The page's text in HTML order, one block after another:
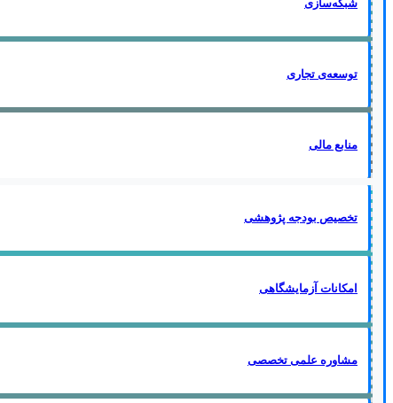
شبکه‌سازی
توسعه‌ی تجاری
منابع مالی
تخصیص بودجه پژوهشی
امکانات آزمایشگاهی
مشاوره علمی تخصصی